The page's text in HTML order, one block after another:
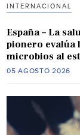
INTERNACIONAL
España – La
pionero evalúa
microbios al
05 AGOSTO 2026